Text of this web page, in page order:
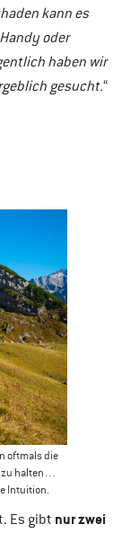
kann es
oder
haben wir
gesucht.“
oftmals die
zu halten…
Intuition.
Es gibt nur zwei